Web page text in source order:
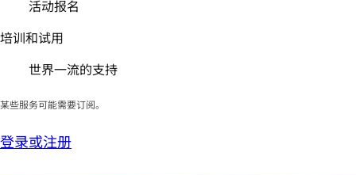
活动报名
培训和试用
世界一流的支持
某些服务可能需要订阅。
登录或注册